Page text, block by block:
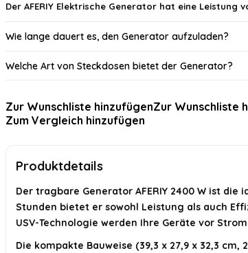
Der AFERIY Elektrische Generator hat eine Leistung
Wie lange dauert es, den Generator aufzuladen?
Welche Art von Steckdosen bietet der Generator?
Wie lange hält der LiFePO4-Akku?
Zur Wunschliste hinzufügenZur Wunschliste
Zum Vergleich hinzufügen
Produktdetails
Der tragbare Generator AFERIY 2400 W ist
Stunden bietet er sowohl Leistung als auch
USV-Technologie werden Ihre Geräte vor
Die kompakte Bauweise (39,3 x 27,9 x 32,3